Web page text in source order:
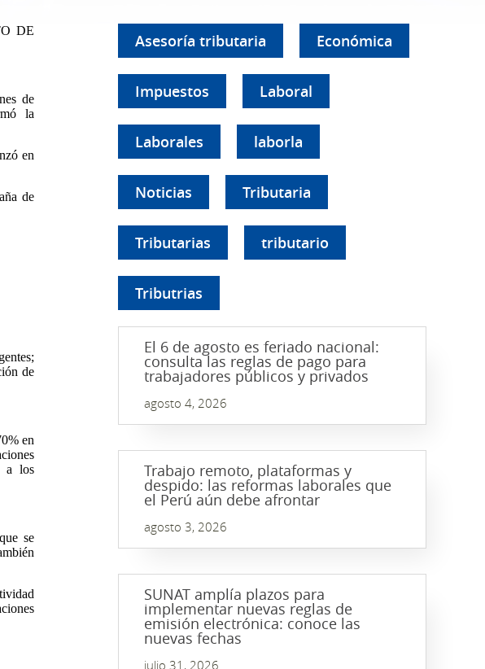
DE
de
la
en
de
de
en
a los
se
Asesoría tributaria Económica
Impuestos Laboral
Laborales laborla
Noticias Tributaria
Tributarias tributario
Tributrias
El 6 de agosto es feriado nacional:
consulta las reglas de pago para
trabajadores públicos y privados
agosto 4, 2026
Trabajo remoto, plataformas y
despido: las reformas laborales que
el Perú aún debe afrontar
agosto 3, 2026
SUNAT amplía plazos para
implementar nuevas reglas de
emisión electrónica: conoce las
nuevas fechas
julio 31, 2026